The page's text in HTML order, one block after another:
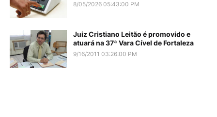
8/05/2026 05:43:00 PM
Juiz Cristiano Leitão é promovido e
atuará na 37ª Vara Cível de Fortaleza
9/16/2011 03:26:00 PM